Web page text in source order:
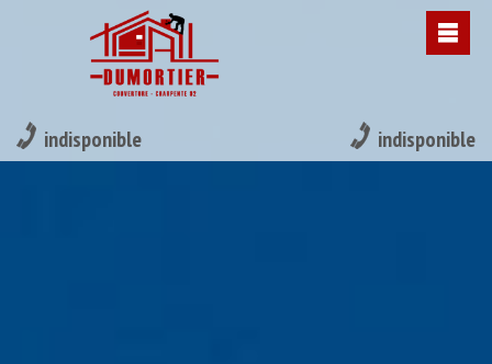
indisponible indisponible